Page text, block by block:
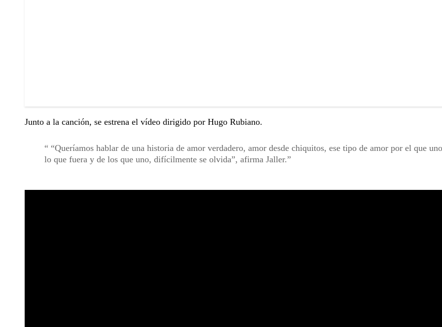
Junto a la canción, se estrena el vídeo dirigido por Hugo Rubiano.
“Queríamos hablar de una historia de amor verdadero, amor desde chiquitos, ese tipo de amor por el que
lo que fuera y de los que uno, difícilmente se olvida”, afirma Jaller.